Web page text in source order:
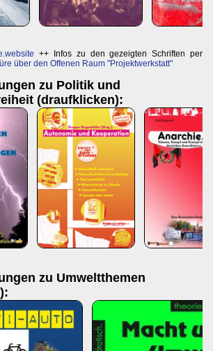
++ Infos zu den gezeigten Schriften per
über den Offenen Raum "Projektwerkstatt"
zu Politik und
(draufklicken):
zu Umweltthemen